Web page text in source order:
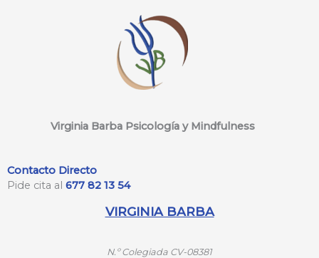
Virginia Barba Psicología y Mindfulness
Contacto Directo
Pide cita al 677 82 13 54
VIRGINIA BARBA
N.º Colegiada CV-08381